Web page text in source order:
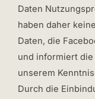
Daten
haben daher
Daten, die
und informiert
unserem
Durch die